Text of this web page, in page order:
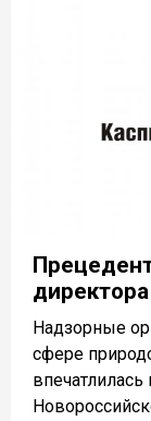
Надзорные
сфере